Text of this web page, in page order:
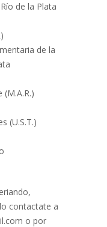
de la Plata
de la
(U.S.T.)
contactate a
o por